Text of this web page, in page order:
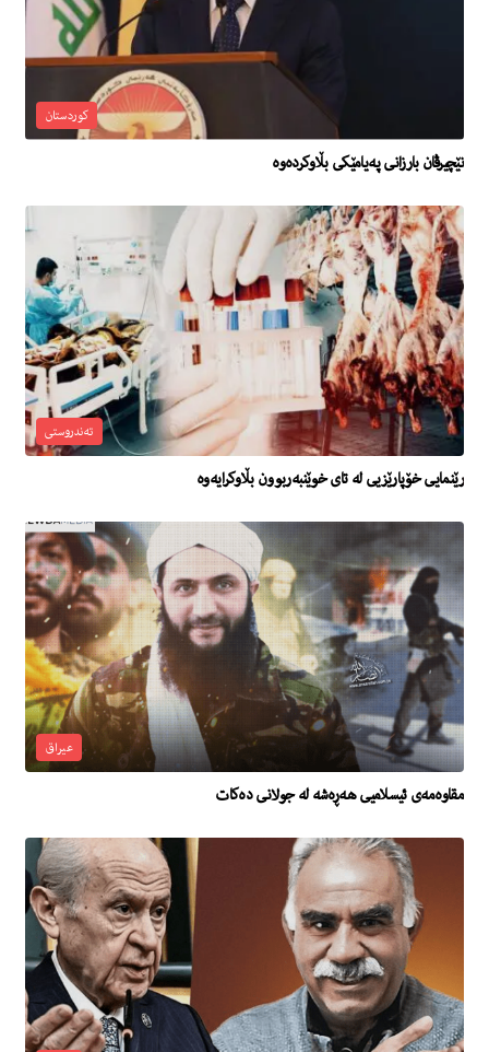
کوردستان
نێچیرڤان بارزانی پەیامێكی بڵاوكردەوە
تەندروستی
رێنمایی خۆپارێزیی لە تای خوێنبەربوون بڵاوکرایەوە
عیراق
مقاوەمەی ئیسلامیی هەڕەشە لە جولانی دەکات